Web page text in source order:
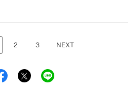
2 3 NEXT